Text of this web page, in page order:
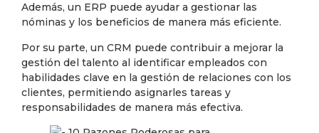
Además, un ERP puede ayudar a gestionar las
nóminas y los beneficios de manera más eficiente.
Por su parte, un CRM puede contribuir a mejorar la
gestión del talento al identificar empleados con
habilidades clave en la gestión de relaciones con los
clientes, permitiendo asignarles tareas y
responsabilidades de manera más efectiva.